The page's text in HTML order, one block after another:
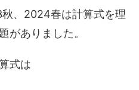
、2024春は計算式を理
がありました。
式は